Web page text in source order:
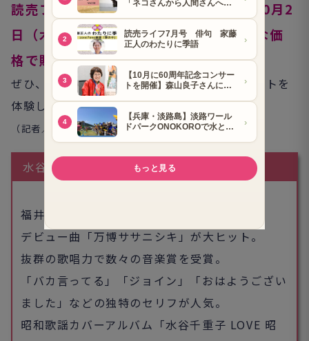
読売ファミリーでは 9月30日（火）と10月2
日（木）の11時公演をちょっぴりお得な価
格で販売するんです。
ぜひ、みなさん、新感覚のエンターテインメントを
体験してみてくださいね
（記者／大桑雅子）
水谷千重子プロフィル
福井県出身。芸歴50周年の歌手。
デビュー曲「万博ササニシキ」が大ヒット。
抜群の歌唱力で数々の音楽賞を受賞。
「バカ言ってる」「ジョイン」「おはようござい
ました」などの独特のセリフが人気。
昭和歌謡カバーアルバム「水谷千重子 LOVE 昭